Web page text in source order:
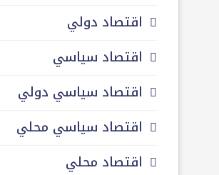
اقتصاد دولي
اقتصاد سياسي
اقتصاد سياسي دولي
اقتصاد سياسي محلي
اقتصاد محلي